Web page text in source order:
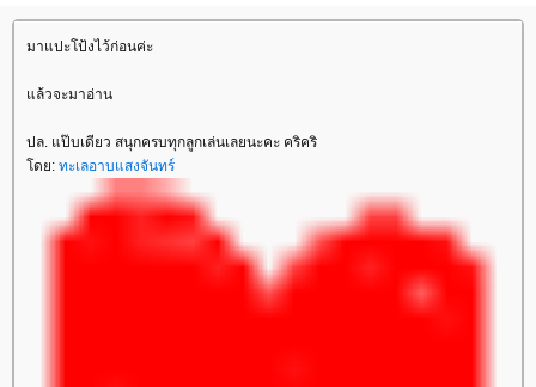
มาแปะโป้งไว้ก่อนค่ะ
ล้วจะมาอ่าน
ปล. แป๊บเดียว สนุกครบทุกลูกเล่นเลยนะคะ คริคริ
ดย: ทะเลอาบแสงจันทร์